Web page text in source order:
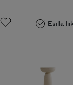
Esillä